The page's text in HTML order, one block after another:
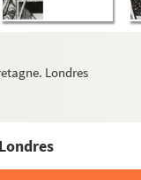
Londres